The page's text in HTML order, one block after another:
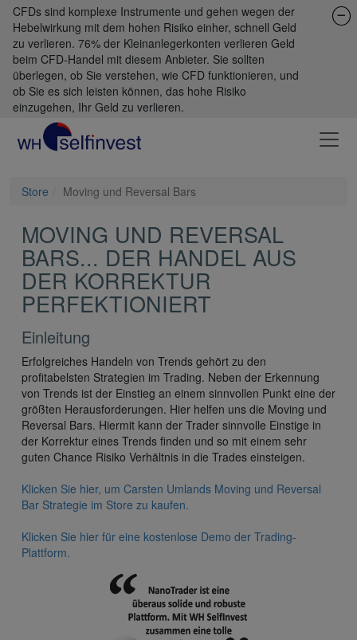
CFDs sind komplexe Instrumente und gehen wegen der
Hebelwirkung mit dem hohen Risiko einher, schnell Geld
zu verlieren. 76% der Kleinanlegerkonten verlieren Geld
beim CFD-Handel mit diesem Anbieter. Sie sollten
überlegen, ob Sie verstehen, wie CFD funktionieren, und
ob Sie es sich leisten können, das hohe Risiko
einzugehen, Ihr Geld zu verlieren.
Store Moving und Reversal Bars
MOVING UND REVERSAL
BARS... DER HANDEL AUS
DER KORREKTUR
PERFEKTIONIERT
Einleitung
Erfolgreiches Handeln von Trends gehört zu den
profitabelsten Strategien im Trading. Neben der Erkennung
von Trends ist der Einstieg an einem sinnvollen Punkt eine der
größten Herausforderungen. Hier helfen uns die Moving und
Reversal Bars. Hiermit kann der Trader sinnvolle Einstige in
der Korrektur eines Trends finden und so mit einem sehr
guten Chance Risiko Verhältnis in die Trades einsteigen.
Klicken Sie hier, um Carsten Umlands Moving und Reversal
Bar Strategie im Store zu kaufen.
Klicken Sie hier für eine kostenlose Demo der Trading-
Plattform.